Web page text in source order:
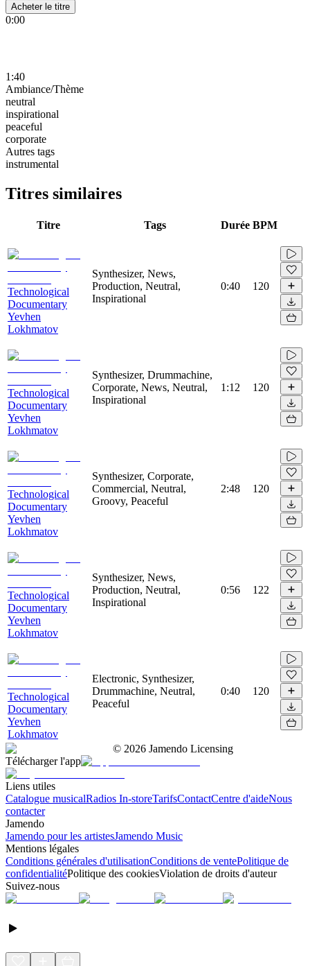
Acheter le titre
0:00
1:40
Ambiance/Thème
neutral
inspirational
peaceful
corporate
Autres tags
instrumental
Titres similaires
Titre Tags Durée BPM
Technological
Documentary
Yevhen
Lokhmatov
Synthesizer, News,
Production, Neutral,
Inspirational
0:40 120
Technological
Documentary
Yevhen
Lokhmatov
Synthesizer, Drummachine,
Corporate, News, Neutral,
Inspirational
1:12 120
Technological
Documentary
Yevhen
Lokhmatov
Synthesizer, Corporate,
Commercial, Neutral,
Groovy, Peaceful
2:48 120
Technological
Documentary
Yevhen
Lokhmatov
Synthesizer, News,
Production, Neutral,
Inspirational
0:56 122
Technological
Documentary
Yevhen
Lokhmatov
Electronic, Synthesizer,
Drummachine, Neutral,
Peaceful
0:40 120
© 2026 Jamendo Licensing
Télécharger l'app
Liens utiles
Catalogue musicalRadios In-storeTarifsContactCentre d'aideNous
contacter
Jamendo
Jamendo pour les artistesJamendo Music
Mentions légales
Conditions générales d'utilisationConditions de ventePolitique de
confidentialitéPolitique des cookiesViolation de droits d'auteur
Suivez-nous